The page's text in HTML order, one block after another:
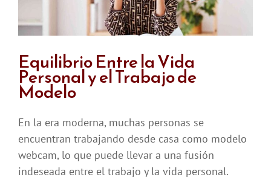
Equilibrio Entre la Vida
Personal y el Trabajo de
Modelo
En la era moderna, muchas personas se
encuentran trabajando desde casa como modelo
webcam, lo que puede llevar a una fusión
indeseada entre el trabajo y la vida personal.